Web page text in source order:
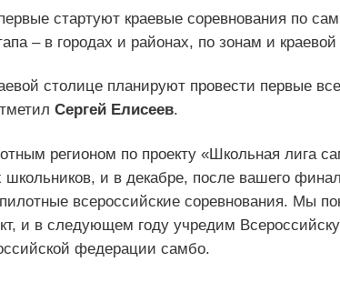
стартуют краевые соревнования по
– в городах и районах, по зонам и
столице планируют провести первые
Сергей Елисеев.
регионом по проекту «Школьная лига
школьников, и в декабре, после вашего
всероссийские соревнования. Мы
и в следующем году учредим
федерации самбо.